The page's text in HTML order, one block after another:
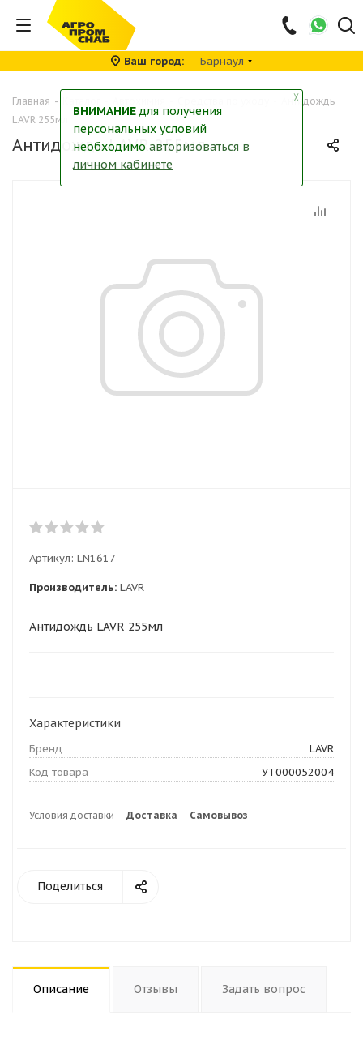
Ваш город Барнаул
Главная -
Антидождь
LAVR 255мл
Антидождь LAVR 255мл
Артикул: LN1617
Производитель: LAVR
Антидождь LAVR 255мл
Характеристики
Бренд
LAVR
Код товара
УТ000052004
Условия доставки Доставка Самовывоз
Поделиться
Описание Отзывы Задать вопрос
╳
ВНИМАНИЕ для получения
персональных условий
необходимо авторизоваться в
личном кабинете